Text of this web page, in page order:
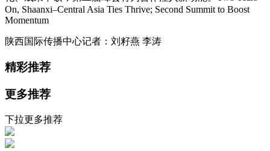
On, Shaanxi–Central Asia Ties Thrive; Second Summit to Boost
Momentum
陕西国际传播中心记者：刘籽燕 李涛
精彩推荐
更多推荐
下拉更多推荐